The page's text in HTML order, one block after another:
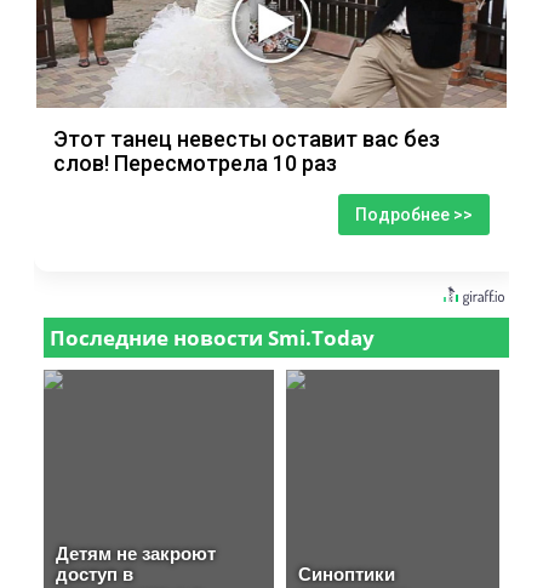
Этот танец невесты оставит вас без
слов! Пересмотрела 10 раз
Подробнее >>